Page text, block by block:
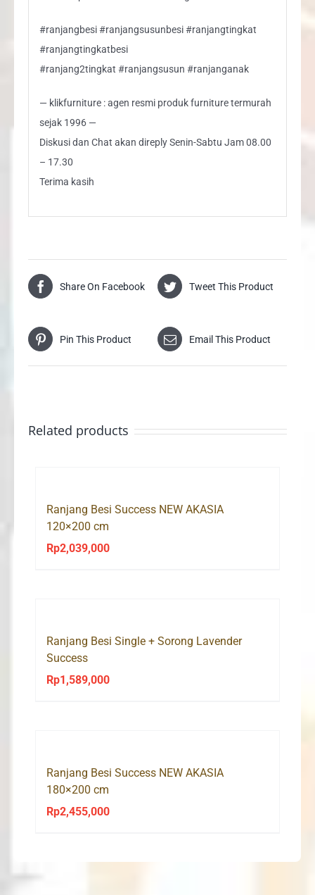
#ranjangbesi #ranjangsusunbesi #ranjangtingkat
#ranjangtingkatbesi
#ranjang2tingkat #ranjangsusun #ranjanganak
— klikfurniture : agen resmi produk furniture termurah
sejak 1996 —
Diskusi dan Chat akan direply Senin-Sabtu Jam 08.00
– 17.30
Terima kasih
Share On Facebook Tweet This Product
Pin This Product Email This Product
Related products
Ranjang Besi Success NEW AKASIA
120×200 cm
Rp2,039,000
Ranjang Besi Single + Sorong Lavender
Success
Rp1,589,000
Ranjang Besi Success NEW AKASIA
180×200 cm
Rp2,455,000